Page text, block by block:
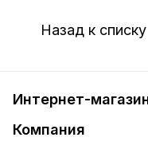
Назад к списку
Интернет-
Компания